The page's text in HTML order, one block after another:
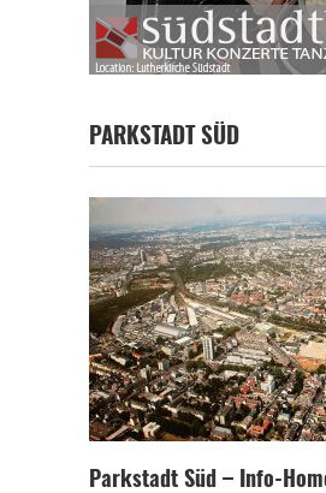
PARKSTADT SÜD
Parkstadt Süd – Info-